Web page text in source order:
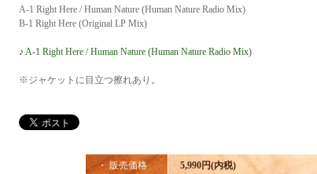
A-1 Right Here / Human Nature (Human Nature Radio Mix)
B-1 Right Here (Original LP Mix)
♪ A-1 Right Here / Human Nature (Human Nature Radio Mix)
※ジャケットに目立つ擦れあり。
・ 販売価格 5,990円(内税)